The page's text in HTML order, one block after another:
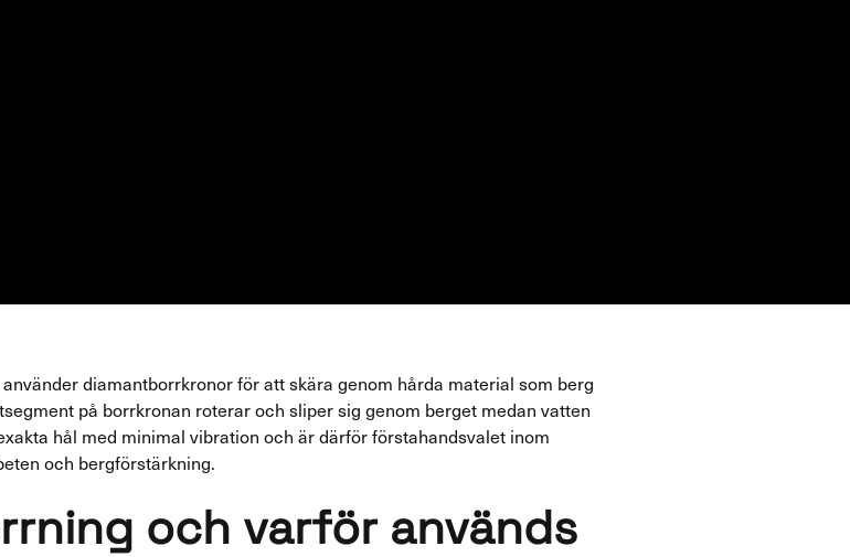
diamantborrkronor för att skära genom hårda material som berg
på borrkronan roterar och sliper sig genom berget medan vatten
hål med minimal vibration och är därför förstahandsvalet inom
och bergförstärkning.
och varför används